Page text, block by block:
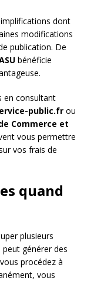
dont
modifications
publication. De
bénéficie
en consultant
public.fr ou
Commerce et
vous permettre
vos frais de
quand
plusieurs
générer des
procédez à
vous